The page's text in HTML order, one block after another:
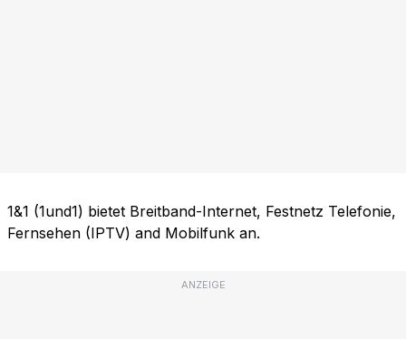
1&1 (1und1) bietet Breitband-Internet, Festnetz Telefonie,
Fernsehen (IPTV) and Mobilfunk an.
ANZEIGE